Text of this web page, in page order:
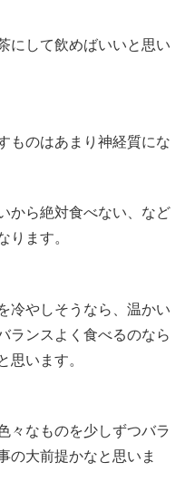
にして飲めばいいと思い
ものはあまり神経質にな
から絶対食べない、など
ります。
冷やしそうなら、温かい
ランスよく食べるのなら
思います。
々なものを少しずつバラ
の大前提かなと思いま